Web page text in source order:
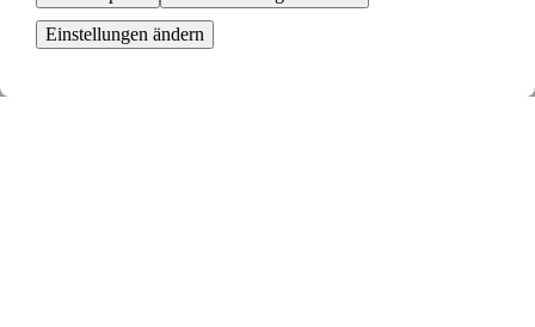
Einstellungen ändern
Zeit zum Umziehen
Buche Umzugshilfe und beginne mit dem Packen
KOSTENLOS BEGINNEN
Wohnung in Hagnau am